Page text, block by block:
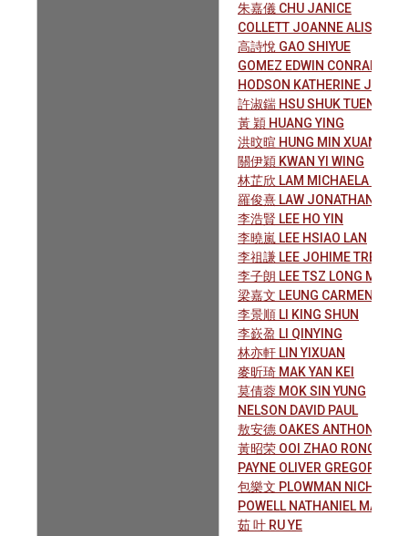
朱嘉儀 CHU JANICE
COLLETT JOANNE ALISON
高詩悅 GAO SHIYUE
GOMEZ EDWIN CONRADO
HODSON KATHERINE JANE
許淑鍴 HSU SHUK TUEN
黃 穎 HUANG YING
洪旼暄 HUNG MIN XUAN
關伊穎 KWAN YI WING
林芷欣 LAM MICHAELA CHI-
羅俊熹 LAW JONATHAN
李浩賢 LEE HO YIN
李曉嵐 LEE HSIAO LAN
李祖謙 LEE JOHIME TREVOR
李子朗 LEE TSZ LONG MAX
梁嘉文 LEUNG CARMEN
李景順 LI KING SHUN
李嶔盈 LI QINYING
林亦軒 LIN YIXUAN
麥昕琦 MAK YAN KEI
莫倩蓉 MOK SIN YUNG
NELSON DAVID PAUL
敖安德 OAKES ANTHONY
黃昭荣 OOI ZHAO RONG
PAYNE OLIVER GREGORY
包樂文 PLOWMAN
POWELL NATHANIEL MARK
茹 叶 RU YE